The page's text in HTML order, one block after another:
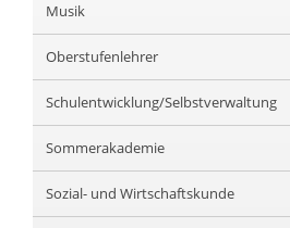
Musik
Oberstufenlehrer
Schulentwicklung/Selbstverwaltung
Sommerakademie
Sozial- und Wirtschaftskunde